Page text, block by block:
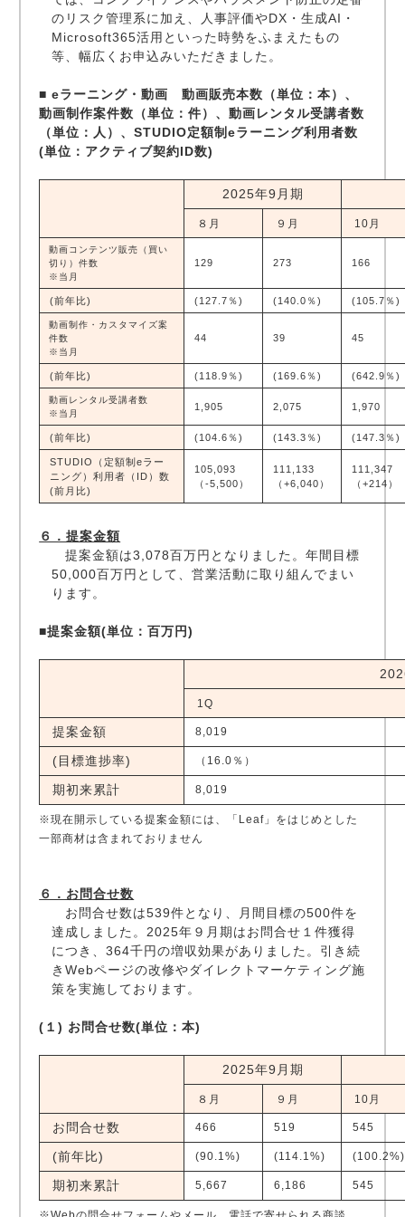
のリスク管理系に加え、人事評価やDX・生成AI・
Microsoft365活用といった時勢をふまえたもの
等、幅広くお申込みいただきました。
■ eラーニング・動画 動画販売本数（単位：本）、
動画制作案件数（単位：件）、動画レンタル受講者数
（単位：人）、STUDIO定額制eラーニング利用者数
(単位：アクティブ契約ID数)
2025年9月期
８月 ９月 10月
動画コンテンツ販売（買い
切り）件数
※当月
129 273 166
(前年比) (127.7％) (140.0％) (105.7％)
動画制作・カスタマイズ案
件数
※当月
44 39 45
(前年比) (118.9％) (169.6％) (642.9％)
動画レンタル受講者数
※当月
1,905 2,075 1,970
(前年比) (104.6％) (143.3％) (147.3％)
STUDIO（定額制eラー
ニング）利用者（ID）数
(前月比)
105,093
（-5,500）
111,133
（+6,040）
111,347
（+214）
６．提案金額
提案金額は3,078百万円となりました。年間目標
50,000百万円として、営業活動に取り組んでまい
ります。
■提案金額(単位：百万円)
1Q
提案金額 8,019
(目標進捗率) （16.0％）
期初来累計 8,019
※現在開示している提案金額には、「Leaf」をはじめとした
一部商材は含まれておりません
６．お問合せ数
お問合せ数は539件となり、月間目標の500件を
達成しました。2025年９月期はお問合せ１件獲得
につき、364千円の増収効果がありました。引き続
きWebページの改修やダイレクトマーケティング施
策を実施しております。
(１) お問合せ数(単位：本)
2025年9月期
８月 ９月 10月
お問合せ数 466 519 545
(前年比) (90.1%) (114.1%) (100.2%)
期初来累計 5,667 6,186 545